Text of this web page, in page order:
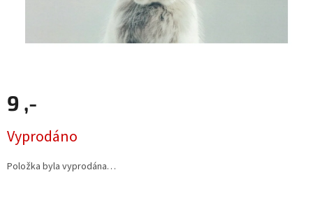
9 ,-
cena:
Vyprodáno
Položka byla vyprodána…